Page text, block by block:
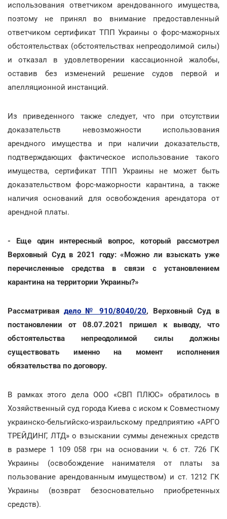
использования ответчиком арендованного имущества,
поэтому не принял во внимание предоставленный
ответчиком сертификат ТПП Украины о форс-мажорных
обстоятельствах (обстоятельствах непреодолимой силы)
и отказал в удовлетворении кассационной жалобы,
оставив без изменений решение судов первой и
апелляционной инстанций.
Из приведенного также следует, что при отсутствии
доказательств невозможности использования
арендного имущества и при наличии доказательств,
подтверждающих фактическое использование такого
имущества, сертификат ТПП Украины не может быть
доказательством форс-мажорности карантина, а также
наличия оснований для освобождения арендатора от
арендной платы.
- Еще один интересный вопрос, который рассмотрел
Верховный Суд в 2021 году: «Можно ли взыскать уже
перечисленные средства в связи с установлением
карантина на территории Украины?»
Рассматривая дело № 910/8040/20, Верховный Суд в
постановлении от 08.07.2021 пришел к выводу, что
обстоятельства непреодолимой силы должны
существовать именно на момент исполнения
обязательства по договору.
В рамках этого дела ООО «СВП ПЛЮС» обратилось в
Хозяйственный суд города Киева с иском к Совместному
украинско-бельгийско-израильскому предприятию «АРГО
ТРЕЙДИНГ, ЛТД» о взыскании суммы денежных средств
в размере 1 109 058 грн на основании ч. 6 ст. 726 ГК
Украины (освобождение нанимателя от платы за
пользование арендованным имуществом) и ст. 1212 ГК
Украины (возврат безосновательно приобретенных
средств).